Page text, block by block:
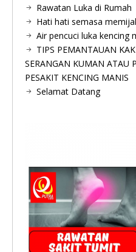
Rawatan Luka di Rumah
Hati hati semasa
Air pencuci luka kencing
TIPS PEMANTAUAN
SERANGAN KUMAN ATAU
PESAKIT KENCING MANIS
Selamat Datang